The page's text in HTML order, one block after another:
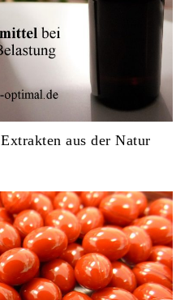
aus der Natur